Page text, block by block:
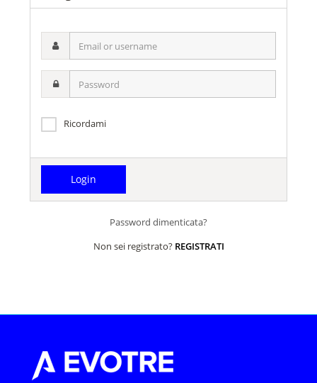
Ricordami
Password dimenticata?
Non sei registrato? REGISTRATI